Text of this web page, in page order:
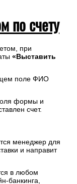
по счету
при
«Выставить
поле ФИО
формы и
счет.
менеджер для
и направит
в любом
банкинга,